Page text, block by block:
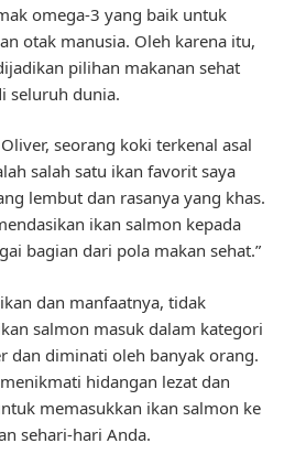
omega-3 yang baik untuk
otak manusia. Oleh karena itu,
pilihan makanan sehat
seluruh dunia.
seorang koki terkenal asal
salah satu ikan favorit saya
lembut dan rasanya yang khas.
ikan salmon kepada
bagian dari pola makan sehat.”
dan manfaatnya, tidak
salmon masuk dalam kategori
dan diminati oleh banyak orang.
hidangan lezat dan
memasukkan ikan salmon ke
sehari-hari Anda.